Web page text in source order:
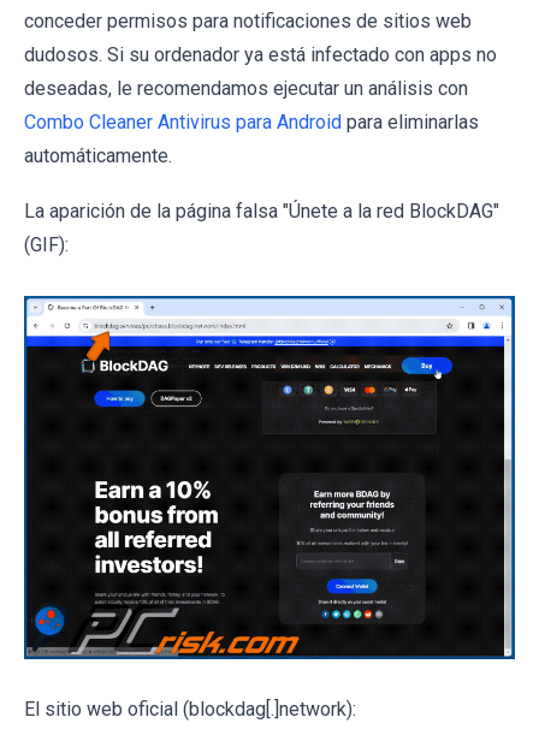
conceder permisos para notificaciones de sitios web
dudosos. Si su ordenador ya está infectado con apps no
deseadas, le recomendamos ejecutar un análisis con
Combo Cleaner Antivirus para Android para eliminarlas
automáticamente.
La aparición de la página falsa "Únete a la red BlockDAG"
(GIF):
El sitio web oficial (blockdag[.]network):